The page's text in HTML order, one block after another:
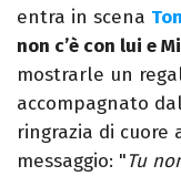
entra in scena
non c’è con lui e
mostrarle un
accompagnato
ringrazia di
messaggio: "Tu